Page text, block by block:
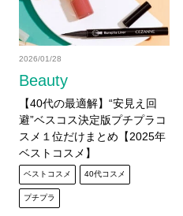
Beauty
2026/01/28
【40代の最適解】“安見え回
避”ベスコス決定版プチプラコ
スメ１位だけまとめ【2025年
ベストコスメ】
ベストコスメ 40代コスメ
プチプラ